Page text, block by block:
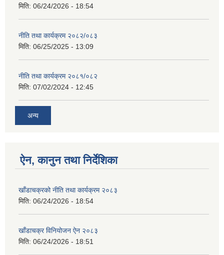
मिति: 06/24/2026 - 18:54
नीति तथा कार्यक्रम २०८२/०८३
मिति: 06/25/2025 - 13:09
नीति तथा कार्यक्रम २०८१/०८२
मिति: 07/02/2024 - 12:45
अन्य
ऐन, कानुन तथा निर्देशिका
खाँडाचक्रको नीति तथा कार्यक्रम २०८३
मिति: 06/24/2026 - 18:54
खाँडाचक्र विनियोजन ऐन २०८३
मिति: 06/24/2026 - 18:51